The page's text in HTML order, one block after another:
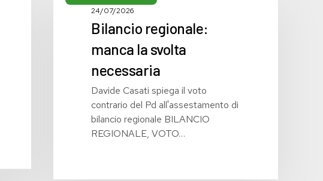
necessaria
24/07/2026
Bilancio regionale:
manca la svolta
necessaria
Davide Casati spiega il voto
contrario del Pd all'assestamento di
bilancio regionale BILANCIO
REGIONALE, VOTO…